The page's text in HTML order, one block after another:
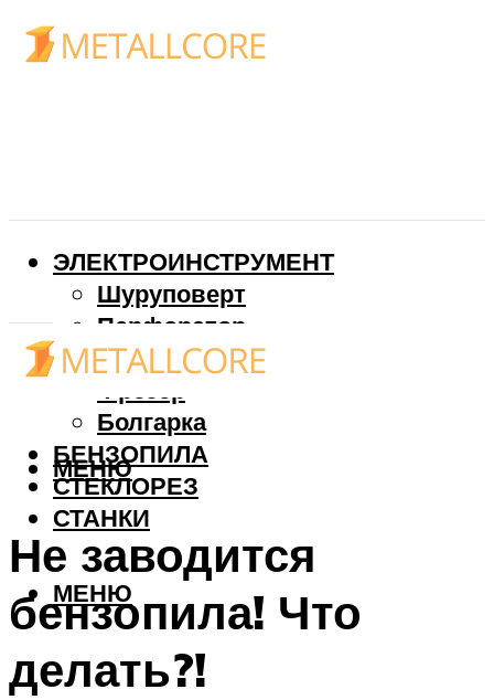
ЭЛЕКТРОИНСТРУМЕНТ
Шуруповерт
Перфоратор
Дрель
Фрезер
Болгарка
БЕНЗОПИЛА
СТЕКЛОРЕЗ
СТАНКИ
МЕНЮ
МЕНЮ
Не заводится
бензопила! Что
делать?!